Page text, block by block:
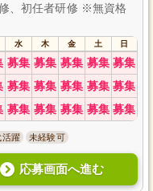
、初任者研修 ※無資格
水 木 金 土 日
募集 募集 募集 募集 募集
募集 募集 募集 募集 募集
募集 募集 募集 募集 募集
活躍 未経験可
応募画面へ進む